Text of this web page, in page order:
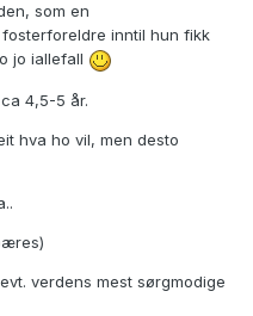
som en
inntil hun fikk
jo iallefall
4,5-5 år.
hva ho vil, men desto
verdens mest sørgmodige